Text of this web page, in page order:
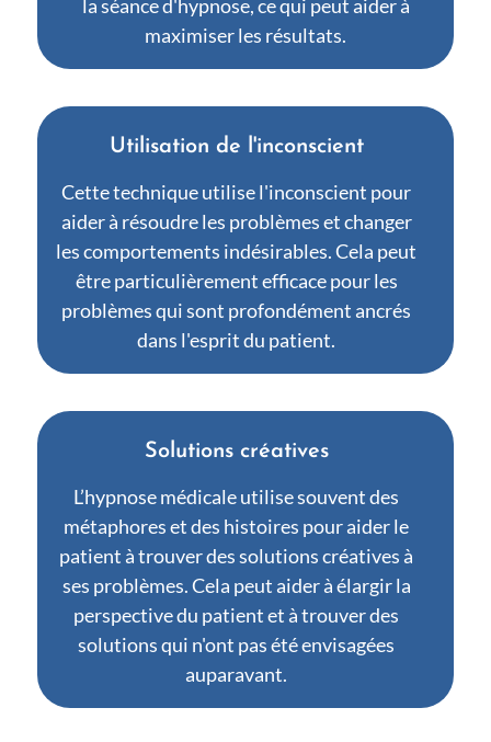
la séance d'hypnose, ce qui peut aider à
maximiser les résultats.
Utilisation de l'inconscient
Cette technique utilise l'inconscient pour
aider à résoudre les problèmes et changer
les comportements indésirables. Cela peut
être particulièrement efficace pour les
problèmes qui sont profondément ancrés
dans l'esprit du patient.
Solutions créatives
L’hypnose médicale utilise souvent des
métaphores et des histoires pour aider le
patient à trouver des solutions créatives à
ses problèmes. Cela peut aider à élargir la
perspective du patient et à trouver des
solutions qui n'ont pas été envisagées
auparavant.